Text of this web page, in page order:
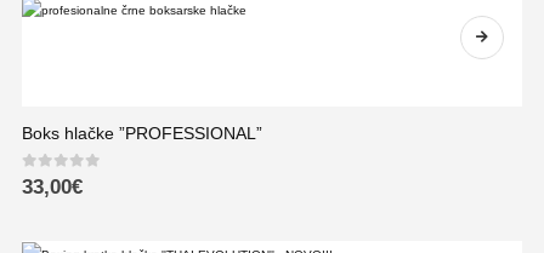
Boks hlačke ”PROFESSIONAL”
0out of 5
33,00€